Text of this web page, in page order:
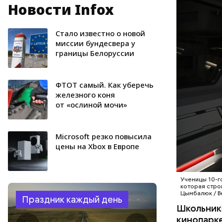
Новости Infox
Стало известно о новой
миссии бундесвера у
границы Белоруссии
ФТОТ самый. Как уберечь
железного коня
от «ослиной мочи»
Microsoft резко повысила
цены на Xbox в Европе
Праздник каждый день
Ученицы 10-
которая
Цымбалюк /
— Мы
чтобы
отметила
развития
ребята
сегодня